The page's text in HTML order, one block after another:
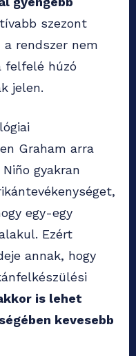
szezont
a rendszer nem
felfelé húzó
jelen.
Graham arra
gyakran
egy-egy
Ezért
annak, hogy
is lehet
kevesebb